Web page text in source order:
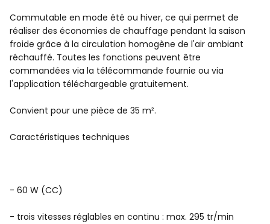
Commutable en mode été ou hiver, ce qui permet de
réaliser des économies de chauffage pendant la saison
froide grâce à la circulation homogène de l'air ambiant
réchauffé. Toutes les fonctions peuvent être
commandées via la télécommande fournie ou via
l'application téléchargeable gratuitement.
Convient pour une pièce de 35 m².
Caractéristiques techniques
- 60 W (CC)
- trois vitesses réglables en continu : max. 295 tr/min